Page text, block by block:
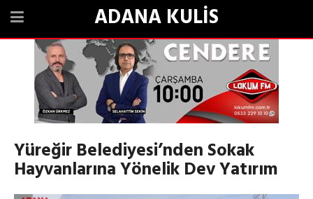
ADANA KULİS
Yüreğir Belediyesi’nden Sokak
Hayvanlarına Yönelik Dev Yatırım